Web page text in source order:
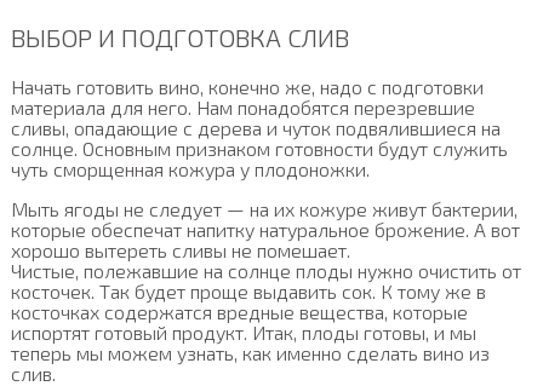
ВЫБОР И ПОДГОТОВКА СЛИВ
Начать готовить вино, конечно же, надо с подготовки
материала для него. Нам понадобятся перезревшие
сливы, опадающие с дерева и чуток подвялившиеся на
солнце. Основным признаком готовности будут служить
чуть сморщенная кожура у плодоножки.
Мыть ягоды не следует — на их кожуре живут бактерии,
которые обеспечат напитку натуральное брожение. А вот
хорошо вытереть сливы не помешает.
Чистые, полежавшие на солнце плоды нужно очистить от
косточек. Так будет проще выдавить сок. К тому же в
косточках содержатся вредные вещества, которые
испортят готовый продукт. Итак, плоды готовы, и мы
теперь мы можем узнать, как именно сделать вино из
слив.